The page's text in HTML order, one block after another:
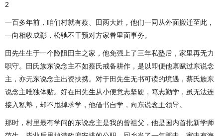
2
一百多年前，咱们村就有蔡、田两大姓，他们一同从外面搬迁至此，
一向相收成彰，松驰不干预对方家眷里面事务。
田先生生于一个险阻田主之家，他免强上了三年私塾后，家里再无力
职守。田氏族东说念主不如蔡氏戒备耕作，是以即便他禀赋过东说念
主，亦无东说念主出资扶携。对于田先生无书可读的境遇，蔡氏族东
说念主唯独体贴。好在田先生从小便意志坚硬，笃志勤学，虽无法连
接入私塾，却不甩掉求学，他借书自学，向东说念主领导。
那时，村里最有学问的东说念主是我的曾祖父，他是国内首批新学师